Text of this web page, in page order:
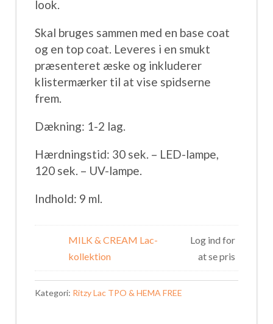
look.
Skal bruges sammen med en base coat
og en top coat. Leveres i en smukt
præsenteret æske og inkluderer
klistermærker til at vise spidserne
frem.
Dækning: 1-2 lag.
Hærdningstid: 30 sek. – LED-lampe,
120 sek. – UV-lampe.
Indhold: 9 ml.
MILK & CREAM Lac-
kollektion
Log ind for
at se pris
Kategori: Ritzy Lac TPO & HEMA FREE